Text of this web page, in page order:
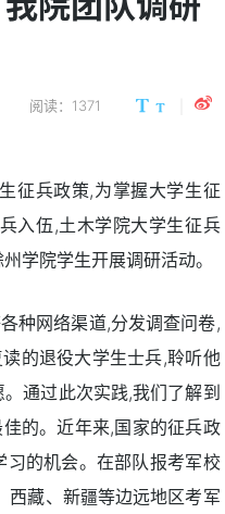
阅读：1371
征兵政策,为掌握大学生征
入伍,土木学院大学生征兵
学院学生开展调研活动。
种网络渠道,分发调查问卷,
的退役大学生士兵,聆听他
通过此次实践,我们了解到
的。近年来,国家的征兵政
的机会。在部队报考军校
西藏、新疆等边远地区考军